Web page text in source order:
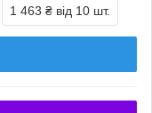
1 463 ₴ від 10 шт.